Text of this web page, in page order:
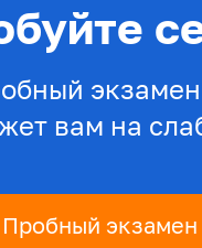
вам на
Пробный экзамен